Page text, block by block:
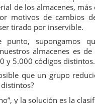
de los almacenes,
motivos de cambios
tirado por inservible.
punto, supongamos
almacenes es
y 5.000 códigos distintos.
que un grupo
y la solución es la